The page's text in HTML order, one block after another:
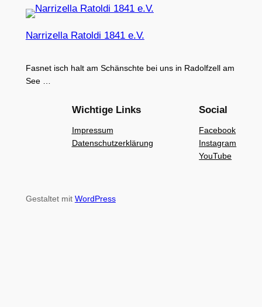
Narrizella Ratoldi 1841 e.V.
Fasnet isch halt am Schänschte bei uns in Radolfzell am
See …
Wichtige Links
Impressum
Datenschutzerklärung
Social
Facebook
Instagram
YouTube
Gestaltet mit WordPress